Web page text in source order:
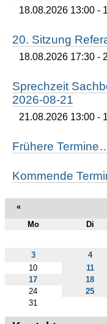
18.08.2026 13:00 -
20. Sitzung
18.08.2026 17:30 -
Sprechzeit
2026-08-21
21.08.2026 13:00 -
Frühere
Kommende
«
Mo Di
3 4
10
11
17
18
24
25
31